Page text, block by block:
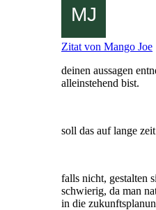
Zitat von Mango Joe
deinen aussagen
alleinstehend bist.
soll das auf lange
falls nicht, gestalten
schwierig, da man
in die